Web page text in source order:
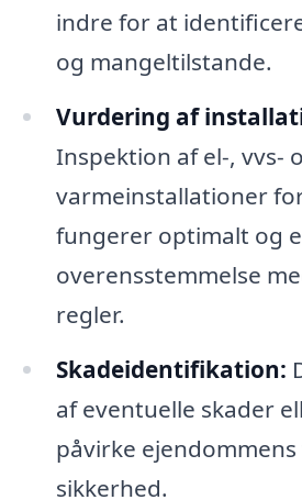
indre for at
og mangeltilstande.
Vurdering af
Inspektion af el-, vvs-
varmeinstallationer
fungerer optimalt og
overensstemmelse
regler.
Skadeidentifikation:
af eventuelle skader
påvirke
sikkerhed.